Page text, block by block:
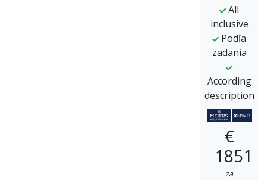
All
inclusive
Podľa
zadania
According
description
€
1851
za